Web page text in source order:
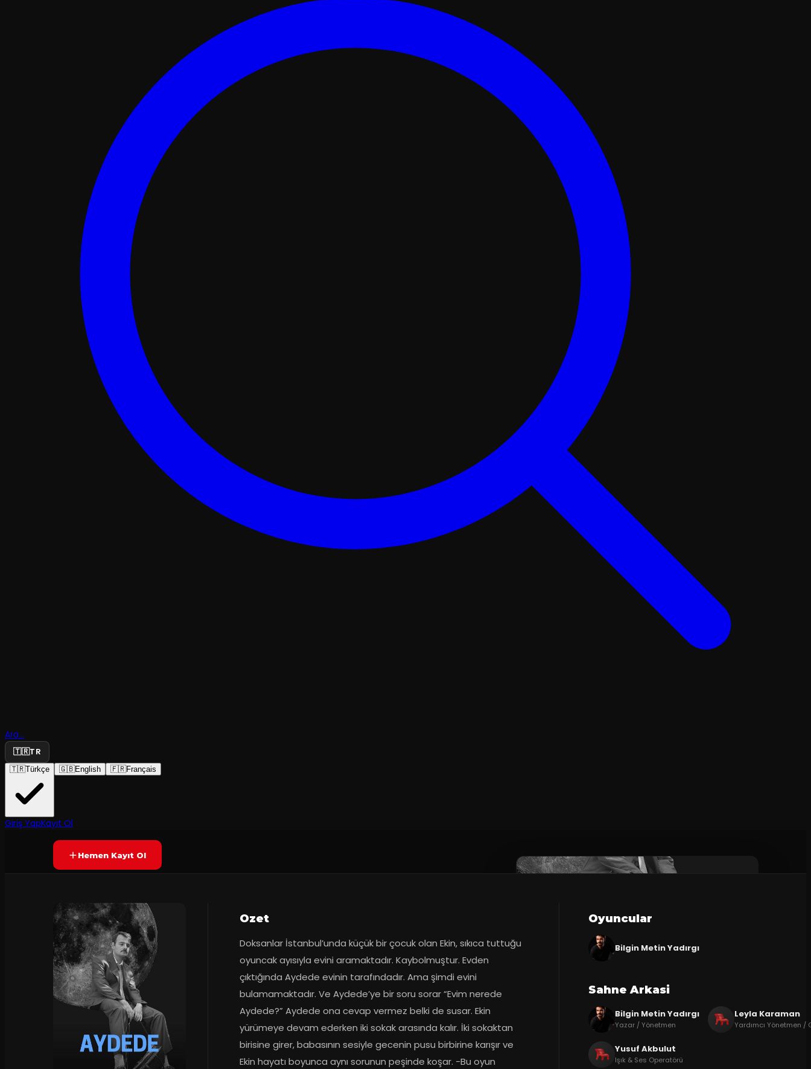
Ara...
🇹🇷TR
🇹🇷Türkçe 🇬🇧English 🇫🇷Français
Giriş YapKayıt Ol
Aydede
YAKINDA
Hemen Kayıt Ol
Ozet
Doksanlar İstanbul’unda küçük bir çocuk olan Ekin, sıkıca tuttuğu
oyuncak ayısıyla evini aramaktadır. Kaybolmuştur. Evden
çıktığında Aydede evinin tarafındadır. Ama şimdi evini
bulamamaktadır. Ve Aydede’ye bir soru sorar “Evim nerede
Aydede?” Aydede ona cevap vermez belki de susar. Ekin
yürümeye devam ederken iki sokak arasında kalır. İki sokaktan
birisine girer, babasının sesiyle gecenin pusu birbirine karışır ve
Ekin hayatı boyunca aynı sorunun peşinde koşar. -Bu oyun
Oyuncular
Bilgin Metin Yadırgı
Sahne Arkasi
Bilgin Metin Yadırgı
Yazar / Yönetmen
Leyla Karaman
Yardımcı Yönetmen /
Yusuf Akbulut
Işık & Ses Operatörü